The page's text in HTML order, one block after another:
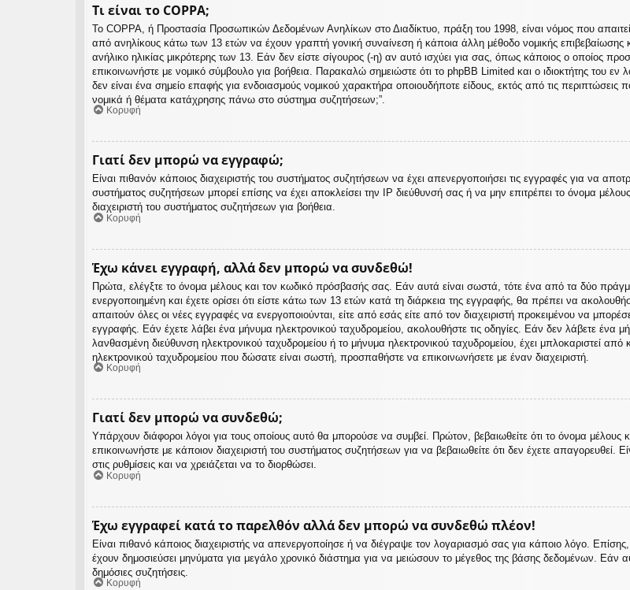
Τι είναι το COPPA;
Το COPPA, ή Προστασία Προσωπικών Δεδομένων Ανηλίκων στο Διαδίκτυο, πράξη του 1998, είναι νόμος που
από ανηλίκους κάτω των 13 ετών να έχουν γραπτή γονική συναίνεση ή κάποια άλλη μέθοδο νομικής
ανήλικο ηλικίας μικρότερης των 13. Εάν δεν είστε σίγουρος (-η) αν αυτό ισχύει για σας, όπως κάποιος ο οποίος
επικοινωνήστε με νομικό σύμβουλο για βοήθεια. Παρακαλώ σημειώστε ότι το phpBB Limited και ο ιδιοκτήτης του
δεν είναι ένα σημείο επαφής για ενδοιασμούς νομικού χαρακτήρα οποιουδήποτε είδους, εκτός από τις
νομικά ή θέματα κατάχρησης πάνω στο σύστημα συζητήσεων;”.
Κορυφή
Γιατί δεν μπορώ να εγγραφώ;
Είναι πιθανόν κάποιος διαχειριστής του συστήματος συζητήσεων να έχει απενεργοποιήσει τις εγγραφές για να
συστήματος συζητήσεων μπορεί επίσης να έχει αποκλείσει την IP διεύθυνσή σας ή να μην επιτρέπει το όνομα
διαχειριστή του συστήματος συζητήσεων για βοήθεια.
Κορυφή
Έχω κάνει εγγραφή, αλλά δεν μπορώ να συνδεθώ!
Πρώτα, ελέγξτε το όνομα μέλους και τον κωδικό πρόσβασής σας. Εάν αυτά είναι σωστά, τότε ένα από τα δύο
ενεργοποιημένη και έχετε ορίσει ότι είστε κάτω των 13 ετών κατά τη διάρκεια της εγγραφής, θα πρέπει να
απαιτούν όλες οι νέες εγγραφές να ενεργοποιούνται, είτε από εσάς είτε από τον διαχειριστή προκειμένου να
εγγραφής. Εάν έχετε λάβει ένα μήνυμα ηλεκτρονικού ταχυδρομείου, ακολουθήστε τις οδηγίες. Εάν δεν λάβετε ένα
λανθασμένη διεύθυνση ηλεκτρονικού ταχυδρομείου ή το μήνυμα ηλεκτρονικού ταχυδρομείου, έχει μπλοκαριστεί
ηλεκτρονικού ταχυδρομείου που δώσατε είναι σωστή, προσπαθήστε να επικοινωνήσετε με έναν διαχειριστή.
Κορυφή
Γιατί δεν μπορώ να συνδεθώ;
Υπάρχουν διάφοροι λόγοι για τους οποίους αυτό θα μπορούσε να συμβεί. Πρώτον, βεβαιωθείτε ότι το όνομα
επικοινωνήστε με κάποιον διαχειριστή του συστήματος συζητήσεων για να βεβαιωθείτε ότι δεν έχετε απαγορευθεί.
στις ρυθμίσεις και να χρειάζεται να το διορθώσει.
Κορυφή
Έχω εγγραφεί κατά το παρελθόν αλλά δεν μπορώ να συνδεθώ πλέον!
Είναι πιθανό κάποιος διαχειριστής να απενεργοποίησε ή να διέγραψε τον λογαριασμό σας για κάποιο λόγο.
έχουν δημοσιεύσει μηνύματα για μεγάλο χρονικό διάστημα για να μειώσουν το μέγεθος της βάσης δεδομένων. Εάν
δημόσιες συζητήσεις.
Κορυφή